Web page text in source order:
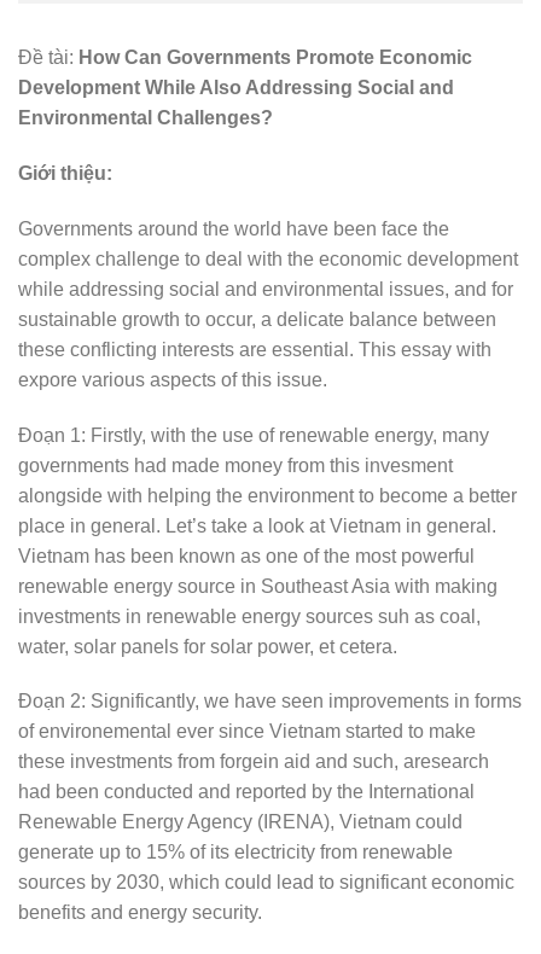
Đề tài: How Can Governments Promote Economic
Development While Also Addressing Social and
Environmental Challenges?
Giới thiệu:
Governments around the world have been face the
complex challenge to deal with the economic development
while addressing social and environmental issues, and for
sustainable growth to occur, a delicate balance between
these conflicting interests are essential. This essay with
expore various aspects of this issue.
Đoạn 1: Firstly, with the use of renewable energy, many
governments had made money from this invesment
alongside with helping the environment to become a better
place in general. Let’s take a look at Vietnam in general.
Vietnam has been known as one of the most powerful
renewable energy source in Southeast Asia with making
investments in renewable energy sources suh as coal,
water, solar panels for solar power, et cetera.
Đoạn 2: Significantly, we have seen improvements in forms
of environemental ever since Vietnam started to make
these investments from forgein aid and such, aresearch
had been conducted and reported by the International
Renewable Energy Agency (IRENA), Vietnam could
generate up to 15% of its electricity from renewable
sources by 2030, which could lead to significant economic
benefits and energy security.